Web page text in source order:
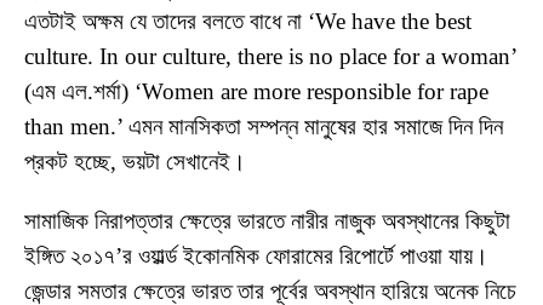
এতটাই অক্ষম যে তাদের বলতে বাধে না ‘We have the best
culture. In our culture, there is no place for a woman’
(এম এল.শর্মা) ‘Women are more responsible for rape
than men.’ এমন মানসিকতা সম্পন্ন মানুষের হার সমাজে দিন দিন
প্রকট হচ্ছে, ভয়টা সেখানেই।
সামাজিক নিরাপত্তার ক্ষেত্রে ভারতে নারীর নাজুক অবস্থানের কিছুটা
ইঙ্গিত ২০১৭’র ওয়ার্ল্ড ইকোনমিক ফোরামের রিপোর্টে পাওয়া যায়।
জেন্ডার সমতার ক্ষেত্রে ভারত তার পূর্বের অবস্থান হারিয়ে অনেক নিচে